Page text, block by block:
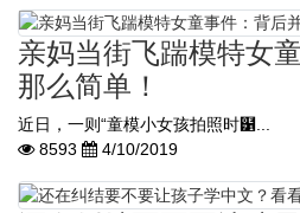
亲妈当街飞踹模特女
那么简单！
近日，一则“童模小女孩拍照时๱...
8593
4/10/2019